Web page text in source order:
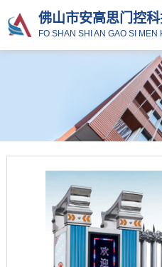
佛山市安高思门控科
FO SHAN SHI AN GAO SI MEN